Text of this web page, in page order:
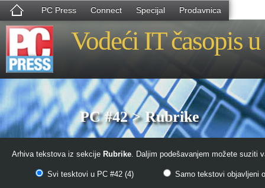
PC Press Connect Specijal Prodavnica
Vodeći IT časopis
PC #42 > Rubrike
Arhiva tekstova iz sekcije Rubrike. Daljim podešavanjem možete suziti
Svi tesktovi u PC #42 (4) Samo tekstovi objavljeni